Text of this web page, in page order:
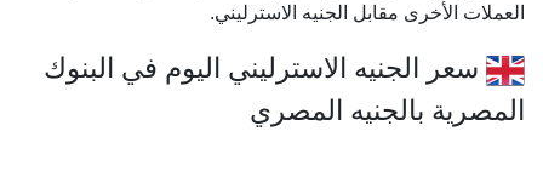
العملات الأخرى مقابل الجنيه الاسترليني.
سعر الجنيه الاسترليني اليوم في البنوك
المصرية بالجنيه المصري